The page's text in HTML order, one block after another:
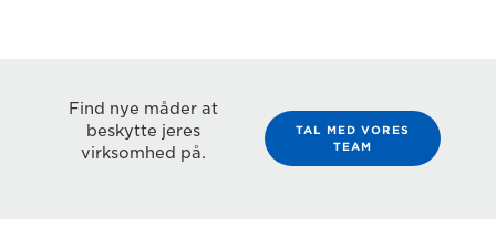
Find nye måder at
beskytte jeres
virksomhed på.
TAL MED VORES
TEAM